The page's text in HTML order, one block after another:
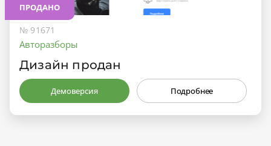
ПРОДАНО
№ 91671
Авторазборы
Дизайн продан
Демоверсия Подробнее